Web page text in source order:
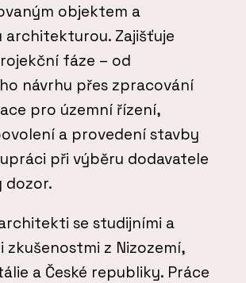
objektem a
architekturou. Zajišťuje
fáze – od
návrhu přes zpracování
pro územní řízení,
a provedení stavby
při výběru dodavatele
dozor.
se studijními a
zkušenostmi z Nizozemí,
a České republiky. Práce